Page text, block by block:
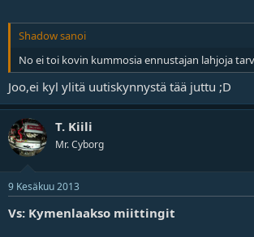
Shadow sanoi
No ei toi kovin kummosia ennustajan lahjoja
Joo,ei kyl ylitä uutiskynnystä tää juttu ;D
T. Kiili
Mr. Cyborg
9 Kesäkuu 2013
Vs: Kymenlaakso miittingit